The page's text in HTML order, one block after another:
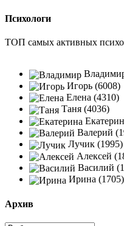
Психологи
ТОП самых активных
Игорь (6008)
Елена (4310)
Таня (4036)
Валерий
Лучик (1995)
Алексей
Василий
Ирина (1705)
Архив